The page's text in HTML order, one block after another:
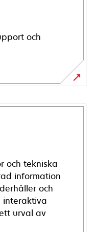
och
och tekniska
information
och
interaktiva
urval av